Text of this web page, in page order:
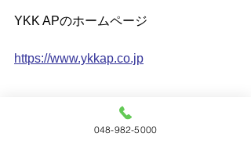
YKK APのホームページ
https://www.ykkap.co.jp
048-982-5000